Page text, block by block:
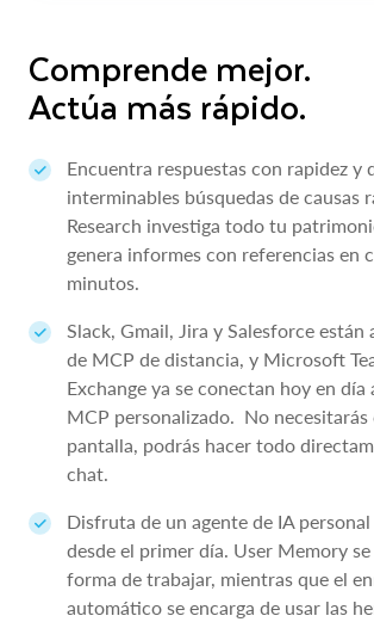
Comprende mejor.
Actúa más rápido.
Encuentra respuestas con rapidez y
interminables búsquedas de causas
Research investiga todo tu
genera informes con referencias en
minutos.
Slack, Gmail, Jira y Salesforce están
de MCP de distancia, y Microsoft
Exchange ya se conectan hoy en día
MCP personalizado. No necesitarás
pantalla, podrás hacer todo
chat.
Disfruta de un agente de IA
desde el primer día. User Memory
forma de trabajar, mientras que el
automático se encarga de usar las